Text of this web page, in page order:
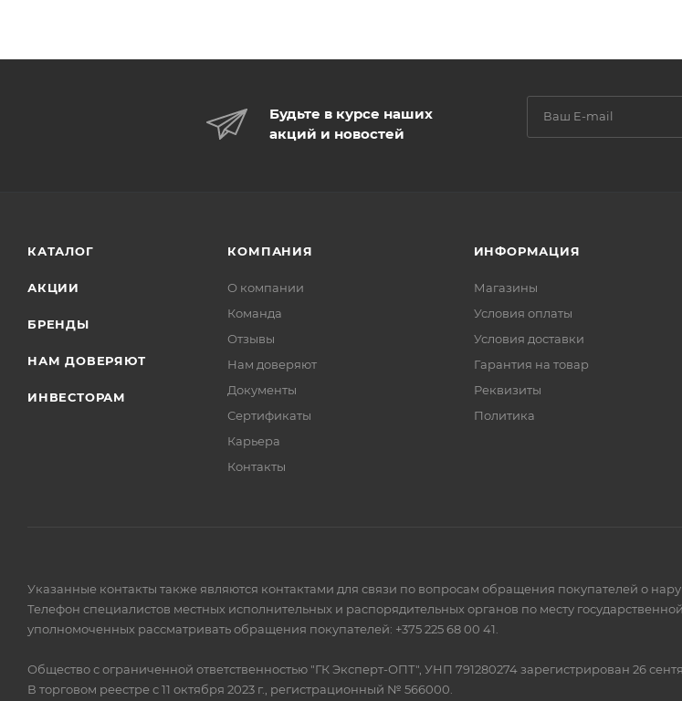
Будьте в курсе наших
акций и новостей
КАТАЛОГ
АКЦИИ
БРЕНДЫ
НАМ ДОВЕРЯЮТ
ИНВЕСТОРАМ
КОМПАНИЯ
О компании
Команда
Отзывы
Нам доверяют
Документы
Сертификаты
Карьера
Контакты
ИНФОРМАЦИЯ
Магазины
Условия оплаты
Условия доставки
Гарантия на товар
Реквизиты
Политика
Указанные контакты также являются контактами для связи по вопросам обращения покупателей о
Телефон специалистов местных исполнительных и распорядительных органов по месту
уполномоченных рассматривать обращения покупателей: +375 225 68 00 41.
Общество с ограниченной ответственностью "ГК Эксперт-ОПТ", УНП 791280274 зарегистрирован 26
В торговом реестре с 11 октября 2023 г., регистрационный № 566000.